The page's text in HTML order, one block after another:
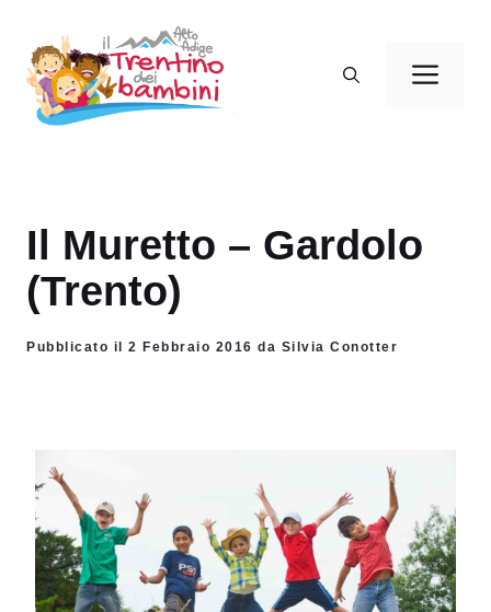
contenuto
Il Muretto – Gardolo
(Trento)
Pubblicato il 2 Febbraio 2016 da Silvia Conotter